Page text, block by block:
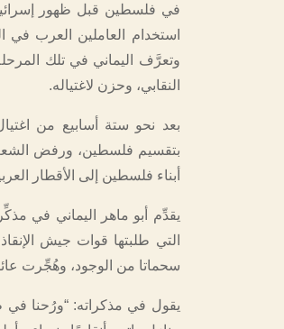
في فلسطين قبل ظهور
استخدام العاملين العرب في
وتعرَّف اليماني في تلك
النقابي، وحزن لاغتياله.
بعد نحو ستة أسابيع من
بتقسيم فلسطين، ورفض الشعب
أبناء فلسطين إلى الأقطار
التي طلبتها قوات جيش
سحماتا من الوجود، وهُجِّرت
يقول في مذكراته: “ورُحنا في